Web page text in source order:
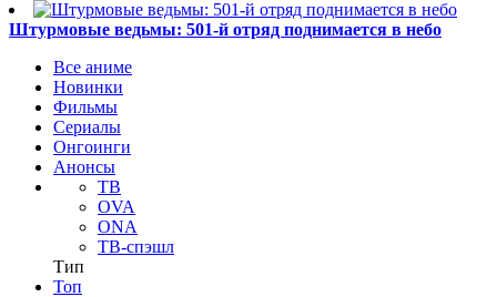
Штурмовые ведьмы: 501-й отряд поднимается в небо
Все аниме
Новинки
Фильмы
Сериалы
Онгоинги
Анонсы
ТВ
OVA
ONA
ТВ-спэшл
Тип
Топ